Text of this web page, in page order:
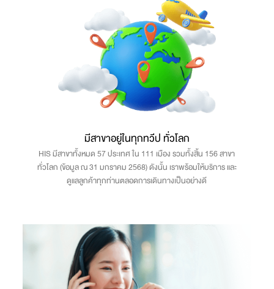
มีสาขาอยู่ในทุกทวีป ทั่วโลก
HIS มีสาขาทั้งหมด 57 ประเทศ ใน 111 เมือง รวมทั้งสิ้น 156 สาขา
ทั่วโลก (ข้อมูล ณ 31 มกราคม 2568) ดังนั้น เราพร้อมให้บริการ และ
ดูแลลูกค้าทุกท่านตลอดการเดินทางเป็นอย่างดี